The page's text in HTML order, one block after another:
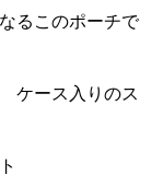
るこのポーチで
ケース入りのス
ト